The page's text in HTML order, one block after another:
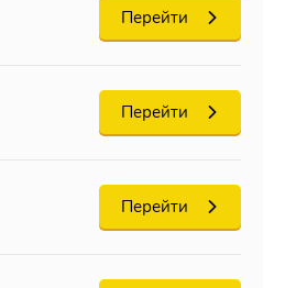
Перейти
Перейти
Перейти